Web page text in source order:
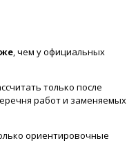
, чем у официальных
только после
работ и заменяемых
ориентировочные